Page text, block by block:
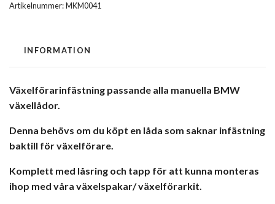
Artikelnummer:MKM0041
INFORMATION
Växelförarinfästning passande alla manuella BMW
växellådor.
Denna behövs om du köpt en låda som saknar infästning
baktill för växelförare.
Komplett med låsring och tapp för att kunna monteras
ihop med våra växelspakar/ växelförarkit.